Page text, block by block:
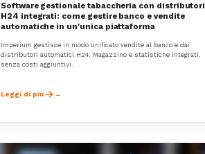
Software gestionale tabaccheria con distributori
H24 integrati: come gestire banco e vendite
automatiche in un'unica piattaforma
Imperium gestisce in modo unificato vendite al banco e dai
distributori automatici H24. Magazzino e statistiche integrati,
senza costi aggiuntivi.
Leggi di più